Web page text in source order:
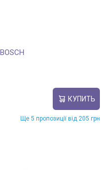
КУПИТЬ
Ще 5 пропозиції від 205 грн